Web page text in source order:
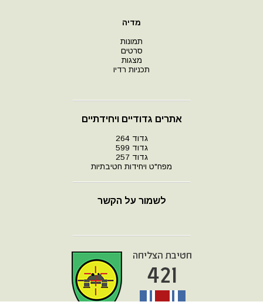
מדיה
תמונות
סרטים
מצגות
תכניות רדיו
אתרים גדודיים ויחידתיים
גדוד 264
גדוד 599
גדוד 257
מפח"ט ויחידות חטיבתיות
לשמור על הקשר